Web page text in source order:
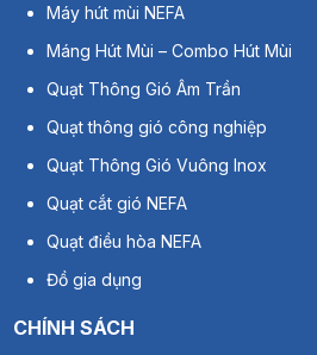
Máy hút mùi NEFA
Máng Hút Mùi – Combo Hút Mùi
Quạt Thông Gió Âm Trần
Quạt thông gió công nghiệp
Quạt Thông Gió Vuông Inox
Quạt cắt gió NEFA
Quạt điều hòa NEFA
Đồ gia dụng
CHÍNH SÁCH